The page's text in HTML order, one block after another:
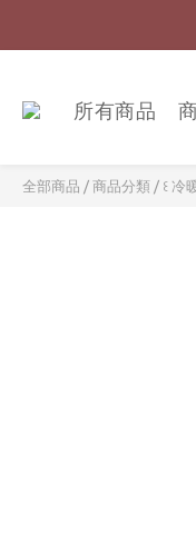
所有商品
全部商品 / 商品分類 / ꒰ 冷